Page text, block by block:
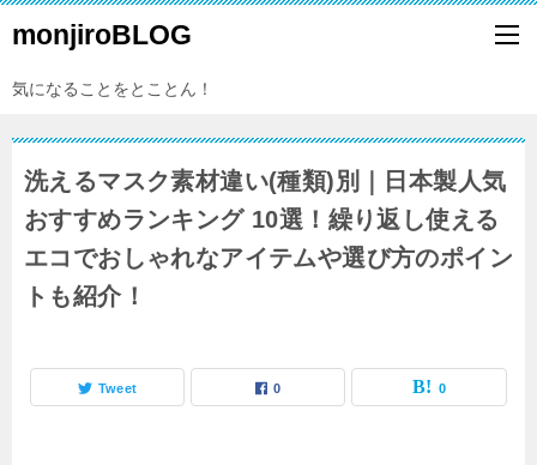
monjiroBLOG
気になることをとことん！
洗えるマスク素材違い(種類)別｜日本製人気
おすすめランキング 10選！繰り返し使える
エコでおしゃれなアイテムや選び方のポイン
トも紹介！
Tweet 0 0